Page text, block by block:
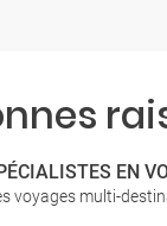
EN
voyages multi-